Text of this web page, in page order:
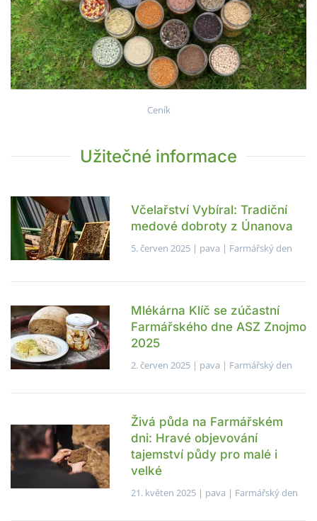
Ceník
Užitečné informace
Včelařství Vybíral: Tradiční
medové dobroty z Únanova
5. červen 2025 | pava | Farmářský den
Mlékárna Klíč se zúčastní
Farmářského dne ASZ Znojmo
2025
2. červen 2025 | pava | Farmářský den
Živá půda na Farmářském
dni: Hravé objevování
tajemství půdy pro malé i
velké
21. květen 2025 | pava | Farmářský den